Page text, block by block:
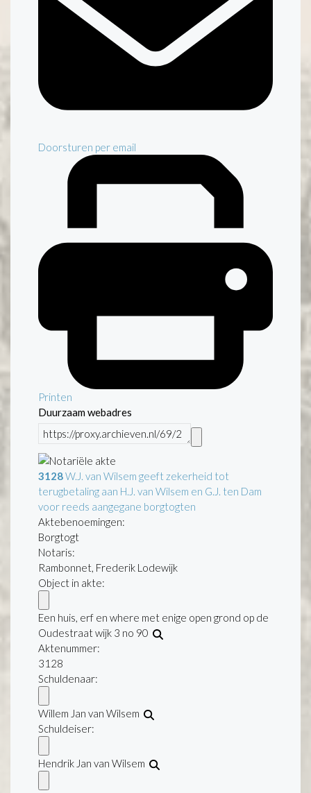
Doorsturen per email
Printen
Duurzaam webadres
3128W.J. van Wilsem geeft zekerheid tot
terugbetaling aan H.J. van Wilsem en G.J. ten Dam
voor reeds aangegane borgtogten
Aktebenoemingen:
Borgtogt
Notaris:
Rambonnet, Frederik Lodewijk
Object in akte:
Een huis, erf en where met enige open grond op de
Oudestraat wijk 3 no 90
Aktenummer:
3128
Schuldenaar:
Willem Jan van Wilsem
Schuldeiser:
Hendrik Jan van Wilsem